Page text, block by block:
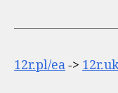
12r.pl/ea->